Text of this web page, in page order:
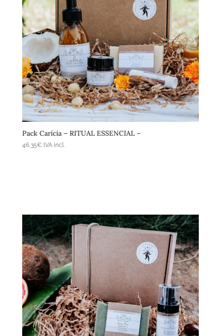
Pack Carícia – RITUAL ESSENCIAL –
46,35€ IVA incl.
Afegeix a la cistella